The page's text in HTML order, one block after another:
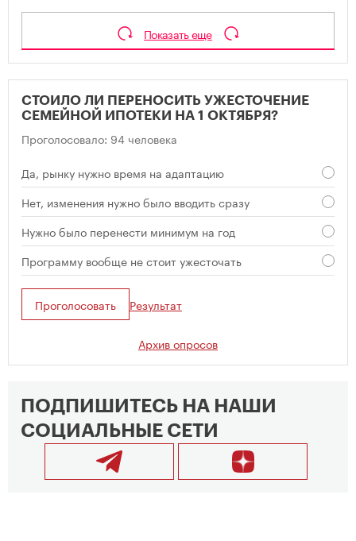
Показать еще
СТОИЛО ЛИ ПЕРЕНОСИТЬ УЖЕСТОЧЕНИЕ
СЕМЕЙНОЙ ИПОТЕКИ НА 1 ОКТЯБРЯ?
Проголосовало: 94 человека
Да, рынку нужно время на адаптацию
Нет, изменения нужно было вводить сразу
Нужно было перенести минимум на год
Программу вообще не стоит ужесточать
Проголосовать Результат
Архив опросов
ПОДПИШИТЕСЬ НА НАШИ
СОЦИАЛЬНЫЕ СЕТИ